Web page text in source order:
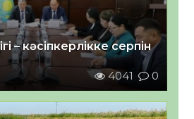
– кәсіпкерлікке серпін
4041 0